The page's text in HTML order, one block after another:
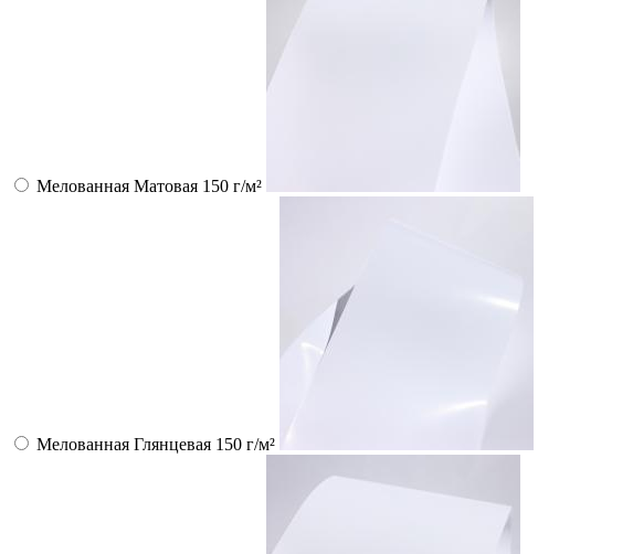
Мелованная Матовая 150 г/м²
Мелованная Глянцевая 150 г/м²